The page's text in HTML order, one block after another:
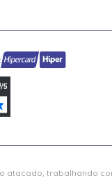
trabalhando